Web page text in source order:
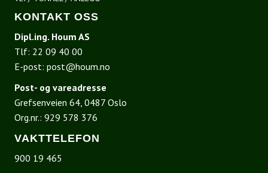
KONTAKT OSS
Dipl.ing. Houm AS
Tlf: 22 09 40 00
E-post: post@houm.no
Post- og vareadresse
Grefsenveien 64, 0487 Oslo
Org.nr.: 929 578 376
VAKTTELEFON
900 19 465